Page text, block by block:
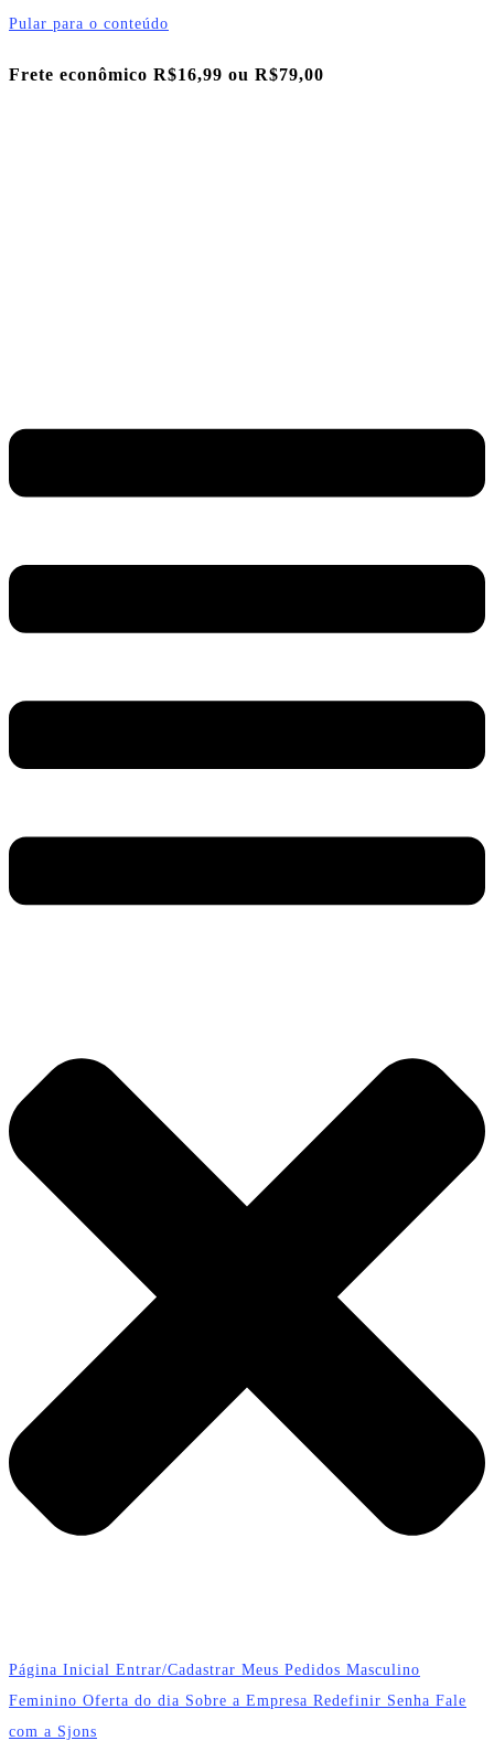
Pular para o conteúdo
Frete econômico R$16,99 ou R$79,00
Página Inicial Entrar/Cadastrar Meus Pedidos Masculino
Feminino Oferta do dia Sobre a Empresa Redefinir Senha Fale
com a Sjons